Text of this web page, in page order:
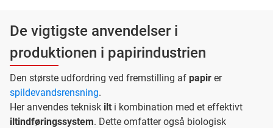
De vigtigste anvendelser i
produktionen i papirindustrien
Den største udfordring ved fremstilling af papir er
spildevandsrensning.
Her anvendes teknisk ilt i kombination med et effektivt
iltindføringssystem. Dette omfatter også biologisk